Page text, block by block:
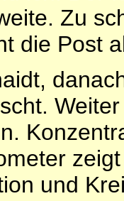
Zu
die Post
und